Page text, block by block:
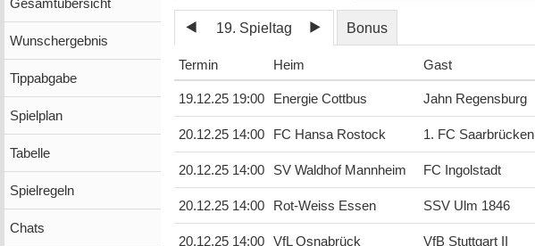
Gesamtübersicht
Wunschergebnis
Tippabgabe
Spielplan
Tabelle
Spielregeln
Chats
19. Spieltag Bonus
Termin Heim Gast
19.12.25 19:00 Energie Cottbus Jahn Regensburg
20.12.25 14:00 FC Hansa Rostock 1. FC Saarbrücken
20.12.25 14:00 SV Waldhof Mannheim FC Ingolstadt
20.12.25 14:00 Rot-Weiss Essen SSV Ulm 1846
20.12.25 14:00 VfL Osnabrück VfB Stuttgart II